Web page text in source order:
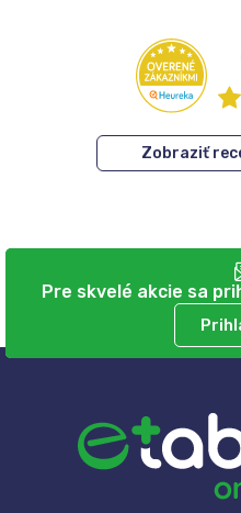
Zobraziť
Pre skvelé akcie sa